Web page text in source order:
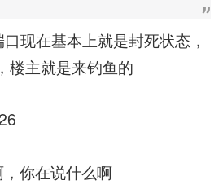
现在基本上就是封死状态，
楼主就是来钓鱼的
你在说什么啊